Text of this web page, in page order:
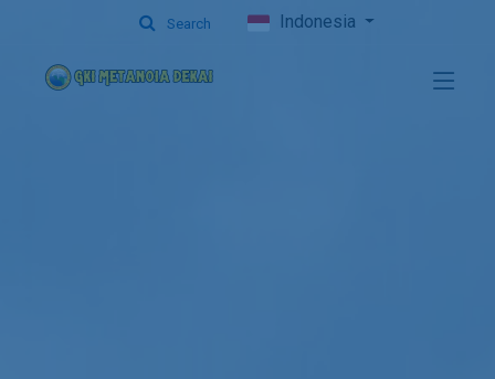
Search Indonesia